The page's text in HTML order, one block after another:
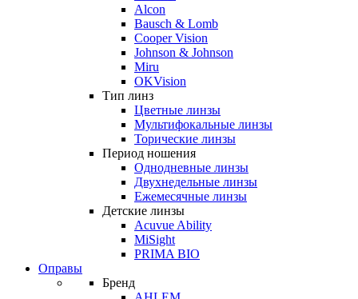
Alcon
Bausch & Lomb
Cooper Vision
Johnson & Johnson
Miru
OKVision
Тип линз
Цветные линзы
Мультифокальные линзы
Торические линзы
Период ношения
Однодневные линзы
Двухнедельные линзы
Ежемесячные линзы
Детские линзы
Acuvue Ability
MiSight
PRIMA BIO
Оправы
Бренд